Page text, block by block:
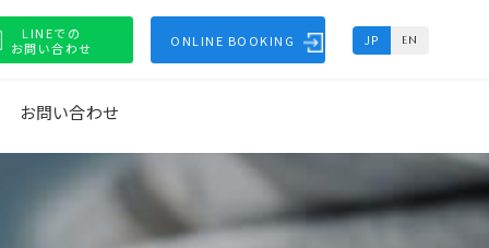
LINEでの
お問い合わせ
ONLINE BOOKING JP EN
お問い合わせ